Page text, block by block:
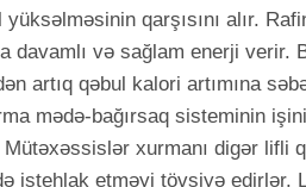
qarşısını alır.
davamlı və sağlam enerji verir.
artıq qəbul kalori artımına
mədə-bağırsaq sisteminin
Mütəxəssislər xurmanı digər lifli
istehlak etməyi tövsiyə edirlər.